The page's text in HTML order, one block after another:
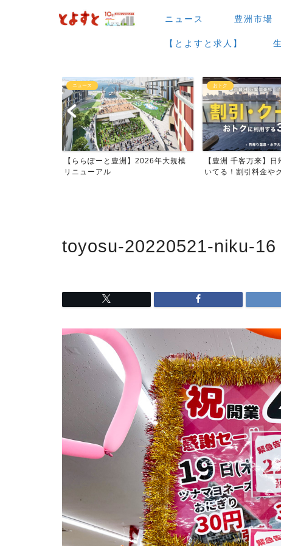
ニュース 豊洲市場
【とよすと求人】
おトク
【豊洲 千客万来】日帰り温泉は空
いてる！割引料金やクーポ...
グルメ
【豊洲 千客万来】
メまとめ
toyosu-20220521-niku-16